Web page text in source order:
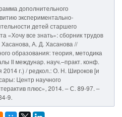
дополнительного
экспериментально-
детей старшего
«Хочу все знать»: сборник трудов
А. Д. Хасанова //
образования: теория, методика
II междунар. науч.–практ. конф.
г.) / редкол.: О. Н. Широков [и
Центр научного
плюс», 2014. – С. 89-97. –
9.